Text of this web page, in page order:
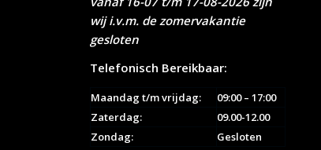
wij i.v.m. de zomervakantie
gesloten
Telefonisch Bereikbaar:
Maandag t/m vrijdag:
09:00 – 17:00
Zaterdag:
09.00-12.00
Zondag:
Gesloten